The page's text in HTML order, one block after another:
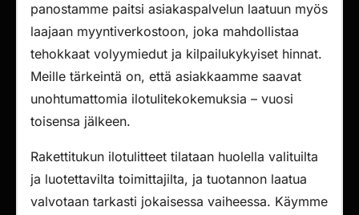
panostamme paitsi asiakaspalvelun laatuun myös
laajaan myyntiverkostoon, joka mahdollistaa
tehokkaat volyymiedut ja kilpailukykyiset hinnat.
Meille tärkeintä on, että asiakkaamme saavat
unohtumattomia ilotulitekokemuksia – vuosi
toisensa jälkeen.
Rakettitukun ilotulitteet tilataan huolella valituilta
ja luotettavilta toimittajilta, ja tuotannon laatua
valvotaan tarkasti jokaisessa vaiheessa. Käymme